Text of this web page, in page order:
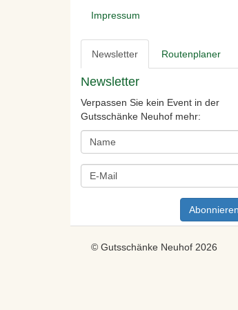
Impressum
Newsletter Routenplaner
Newsletter
Verpassen Sie kein Event in der
Gutsschänke Neuhof mehr:
© Gutsschänke Neuhof 2026